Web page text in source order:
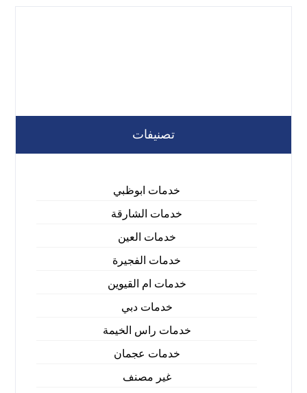
تصنيفات
خدمات ابوظبي
خدمات الشارقة
خدمات العين
خدمات الفجيرة
خدمات ام القيوين
خدمات دبي
خدمات راس الخيمة
خدمات عجمان
غير مصنف